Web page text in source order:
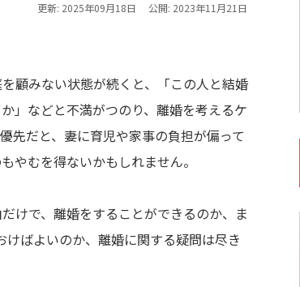
更新: 2025年09月18日 公開: 2023年11月21日
顧みない状態が続くと、「この人と結婚
」などと不満がつのり、離婚を考えるケ
先だと、妻に育児や家事の負担が偏って
やむを得ないかもしれません。
けで、離婚をすることができるのか、ま
ばよいのか、離婚に関する疑問は尽き